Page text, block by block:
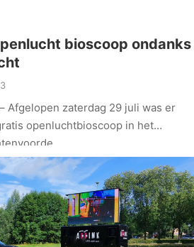
bioscoop ondanks
– Afgelopen zaterdag 29 juli was er
openluchtbioscoop in het